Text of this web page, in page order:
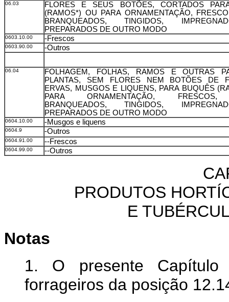
06.03
FLORES E SEUS BOTÕES, CORTADOS
(RAMOS*) OU PARA ORNAMENTAÇÃO,
BRANQUEADOS, TINGIDOS,
PREPARADOS DE OUTRO MODO
0603.10.00 -Frescos
0603.90.00 -Outros
06.04
FOLHAGEM, FOLHAS, RAMOS E OUTRAS
PLANTAS, SEM FLORES NEM BOTÕES DE
ERVAS, MUSGOS E LIQUENS, PARA BUQUÊS
PARA ORNAMENTAÇÃO, FRESCOS,
BRANQUEADOS, TINGIDOS,
PREPARADOS DE OUTRO MODO
0604.10.00 -Musgos e liquens
0604.9 -Outros
0604.91.00 --Frescos
0604.99.00 --Outros
PRODUTOS
E
Notas
1. O presente Capítulo
forrageiros da posição